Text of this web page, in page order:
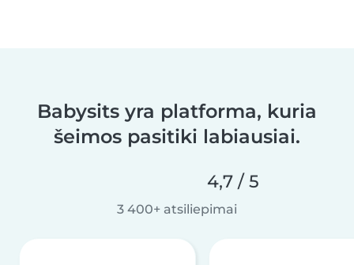
Babysits yra platforma, kuria
šeimos pasitiki labiausiai.
4,7 / 5
3 400+ atsiliepimai